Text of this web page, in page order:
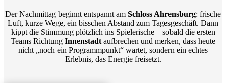
Der Nachmittag beginnt entspannt am Schloss Ahrensburg: frische
Luft, kurze Wege, ein bisschen Abstand zum Tagesgeschäft. Dann
kippt die Stimmung plötzlich ins Spielerische – sobald die ersten
Teams Richtung Innenstadt aufbrechen und merken, dass heute
nicht „noch ein Programmpunkt“ wartet, sondern ein echtes
Erlebnis, das Energie freisetzt.